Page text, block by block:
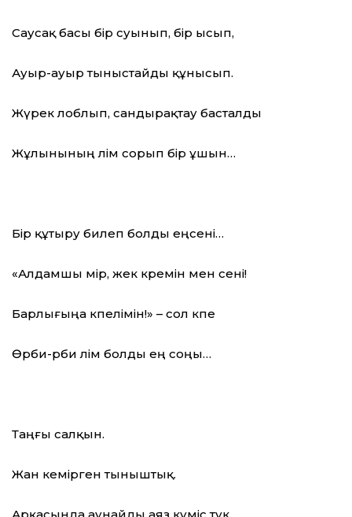
Саусақ басы бір суынып, бір ысып,
Ауыр-ауыр тыныстайды құнысып.
Жүрек лоблып, сандырақтау басталды
Жұлынының өлім сорып бір ұшын…
Бір құтыру билеп болды еңсені…
«Алдамшы өмір, жек көремін мен сені!
Барлығыңа өкпелімін!» – сол өкпе
Өрби-өрби өлім болды ең соңы…
Таңғы салқын.
Жан кемірген тыныштық.